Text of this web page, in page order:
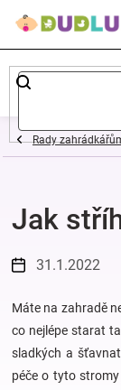
Dětské
a
oblečení
Pokojíček
a
kojenecká
Rady
Jak
31.1.2022
Máte na zahradě
co nejlépe starat
sladkých a
péče o tyto